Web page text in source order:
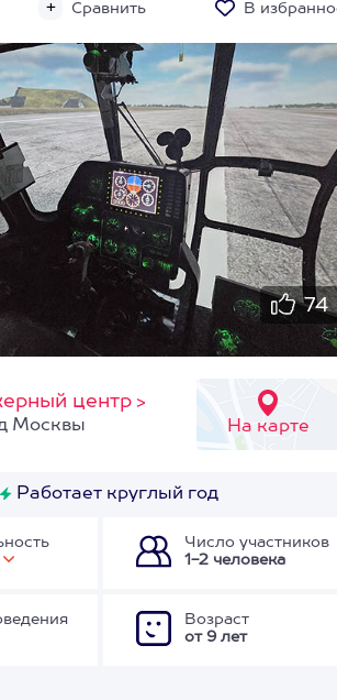
Сравнить В
74
центр >
На карте
Москвы
Работает круглый год
Число участников
1-2 человека
Возраст
от 9 лет